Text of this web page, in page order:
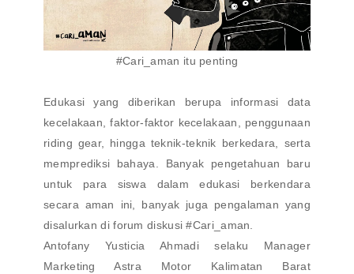
#Cari_aman itu penting
Edukasi yang diberikan berupa informasi data
kecelakaan, faktor-faktor kecelakaan, penggunaan
riding gear, hingga teknik-teknik berkedara, serta
memprediksi bahaya. Banyak pengetahuan baru
untuk para siswa dalam edukasi berkendara
secara aman ini, banyak juga pengalaman yang
disalurkan di forum diskusi #Cari_aman.
Antofany Yusticia Ahmadi selaku Manager
Marketing Astra Motor Kalimatan Barat